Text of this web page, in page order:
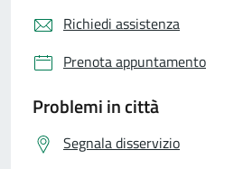
Richiedi assistenza
Prenota appuntamento
Problemi in città
Segnala disservizio